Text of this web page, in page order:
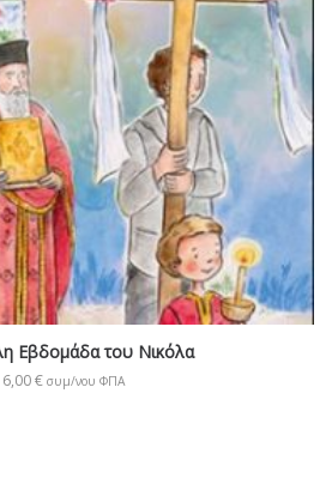
Εβδομάδα του Νικόλα
6,00€ συμ/νου ΦΠΑ